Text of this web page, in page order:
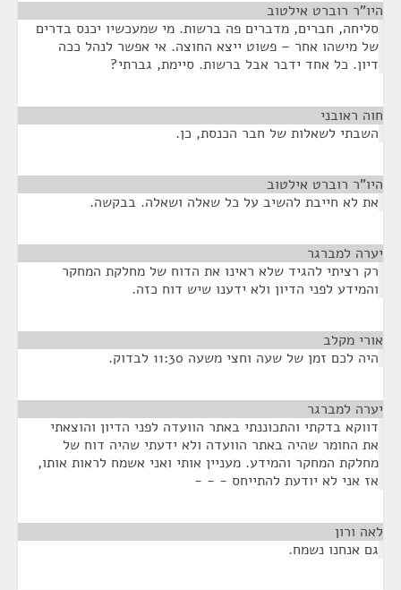
היו"ר רוברט אילטוב
סליחה, חברים, מדברים פה ברשות. מי שמעכשיו יכנס בדרים
של מישהו אחר – פשוט ייצא החוצה. אי אפשר לנהל ככה
דיון. כל אחד ידבר אבל ברשות. סיימת, גברתי?
חוה ראובני
השבתי לשאלות של חבר הכנסת, כן.
היו"ר רוברט אילטוב
את לא חייבת להשיב על כל שאלה ושאלה. בבקשה.
יערה למברגר
רק רציתי להגיד שלא ראינו את הדוח של מחלקת המחקר
והמידע לפני הדיון ולא ידענו שיש דוח כזה.
אורי מקלב
היה לכם זמן של שעה וחצי משעה 11:30 לבדוק.
יערה למברגר
דווקא בדקתי והתכוננתי באתר הוועדה לפני הדיון והוצאתי
את החומר שהיה באתר הוועדה ולא ידעתי שהיה דוח של
מחלקת המחקר והמידע. מעניין אותי ואני אשמח לראות אותו,
אז אני לא יודעת להתייחס - - -
לאה ורון
גם אנחנו נשמח.